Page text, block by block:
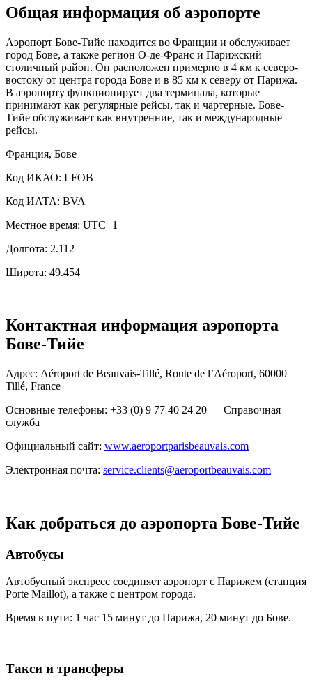
Общая информация об аэропорте
Аэропорт Бове-Тийе находится во Франции и обслуживает
город Бове, а также регион О-де-Франс и Парижский
столичный район. Он расположен примерно в 4 км к северо-
востоку от центра города Бове и в 85 км к северу от Парижа.
В аэропорту функционирует два терминала, которые
принимают как регулярные рейсы, так и чартерные. Бове-
Тийе обслуживает как внутренние, так и международные
рейсы.
Франция, Бове
Код ИКАО: LFOB
Код ИАТА: BVA
Местное время: UTC+1
Долгота: 2.112
Широта: 49.454
Контактная информация аэропорта
Бове-Тийе
Адрес: Aéroport de Beauvais-Tillé, Route de l’Aéroport, 60000
Tillé, France
Основные телефоны: +33 (0) 9 77 40 24 20 — Справочная
служба
Официальный сайт: www.aeroportparisbeauvais.com
Электронная почта: service.clients@aeroportbeauvais.com
Как добраться до аэропорта Бове-Тийе
Автобусы
Автобусный экспресс соединяет аэропорт с Парижем (станция
Porte Maillot), а также с центром города.
Время в пути: 1 час 15 минут до Парижа, 20 минут до Бове.
Такси и трансферы